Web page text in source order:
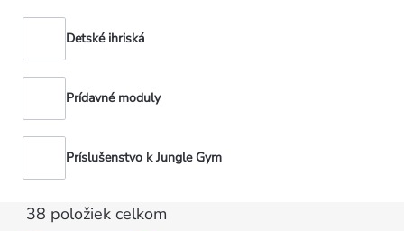
Detské ihriská
Prídavné moduly
Príslušenstvo k Jungle Gym
38 položiek celkom